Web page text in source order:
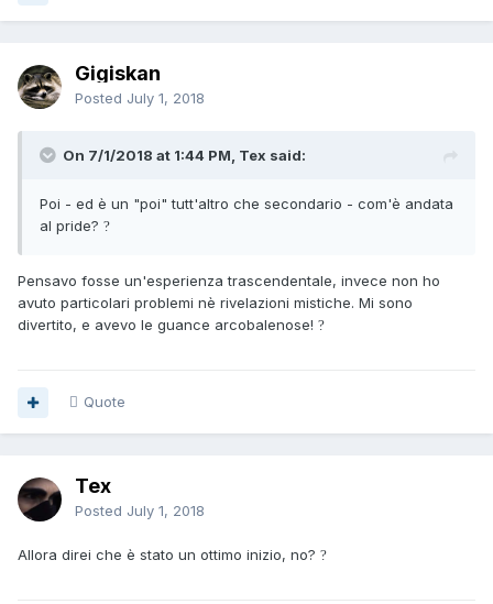
Gigiskan
Posted July 1, 2018
On 7/1/2018 at 1:44 PM, Tex said:
Poi - ed è un "poi" tutt'altro che secondario - com'è andata
al pride? ?
Pensavo fosse un'esperienza trascendentale, invece non ho
avuto particolari problemi nè rivelazioni mistiche. Mi sono
divertito, e avevo le guance arcobalenose! ?
Quote
Tex
Posted July 1, 2018
Allora direi che è stato un ottimo inizio, no? ?